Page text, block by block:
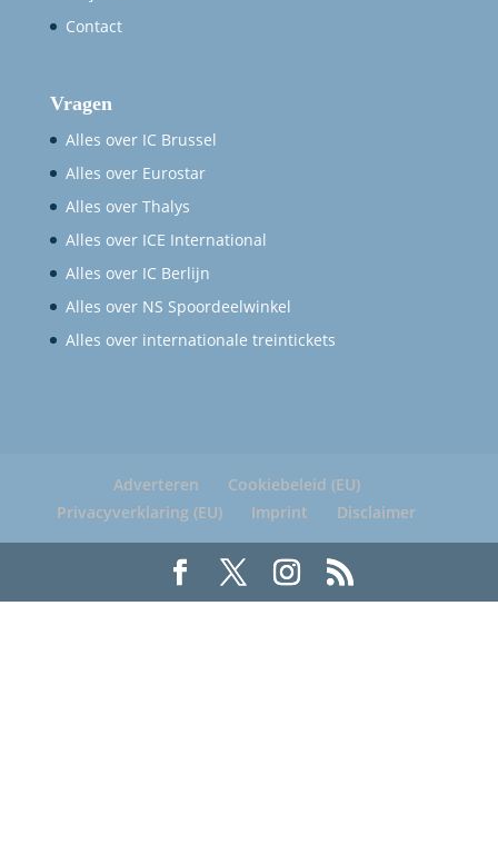
Contact
Vragen
Alles over IC Brussel
Alles over Eurostar
Alles over Thalys
Alles over ICE International
Alles over IC Berlijn
Alles over NS Spoordeelwinkel
Alles over internationale treintickets
Adverteren
Cookiebeleid (EU)
Privacyverklaring (EU)
Imprint Disclaimer